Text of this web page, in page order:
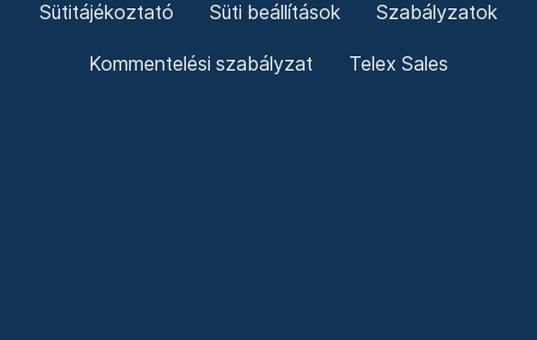
Sütitájékoztató Süti beállítások Szabályzatok
Kommentelési szabályzat Telex Sales